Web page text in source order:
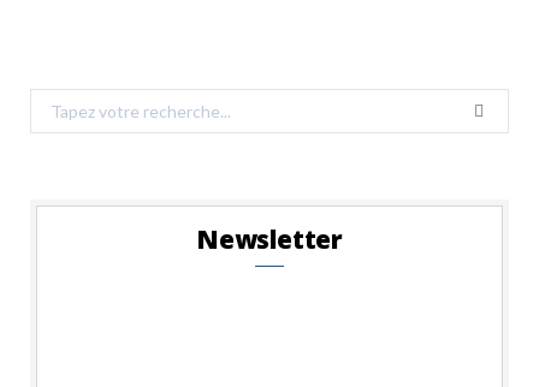
Search
for:
Newsletter